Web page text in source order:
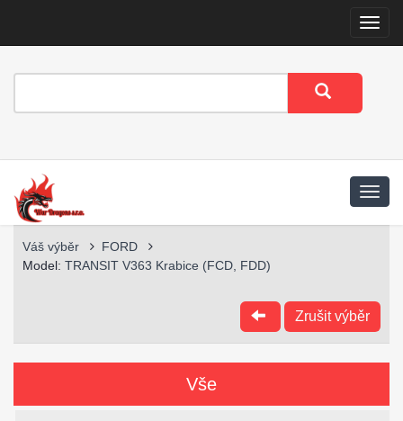
Menu
Váš výběr
FORD
Model: TRANSIT V363 Krabice (FCD, FDD)
Zrušit výběr
Vše